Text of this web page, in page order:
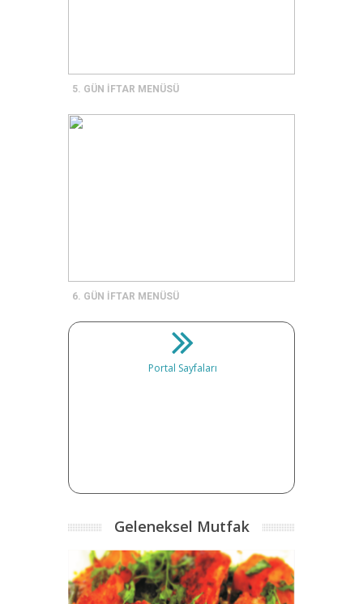
5. GÜN İFTAR MENÜSÜ
6. GÜN İFTAR MENÜSÜ
Portal Sayfaları
Geleneksel Mutfak